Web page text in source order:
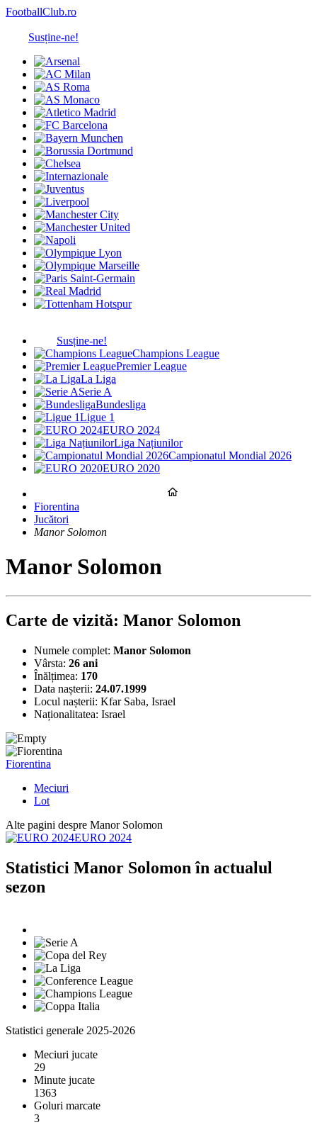
FootballClub.ro
Susține-ne!
Susține-ne!
Champions League
Premier League
La Liga
Serie A
Bundesliga
Ligue 1
EURO 2024
Liga Națiunilor
Campionatul Mondial 2026
EURO 2020
Fiorentina
Jucători
Manor Solomon
Manor Solomon
Carte de vizită: Manor Solomon
Numele complet: Manor Solomon
Vârsta: 26 ani
Înălțimea: 170
Data nașterii: 24.07.1999
Locul nașterii: Kfar Saba, Israel
Naționalitatea: Israel
Fiorentina
Meciuri
Lot
Alte pagini despre Manor Solomon
EURO 2024
Statistici Manor Solomon în actualul
sezon
Statistici generale 2025-2026
Meciuri jucate
29
Minute jucate
1363
Goluri marcate
3